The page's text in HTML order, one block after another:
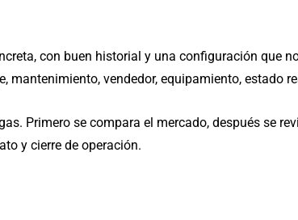
con buen historial y una configuración que
vendedor, equipamiento, estado
Primero se compara el mercado, después se
y cierre de operación.